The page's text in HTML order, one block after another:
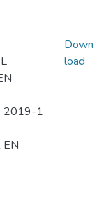
2019-1
EN
Down
load